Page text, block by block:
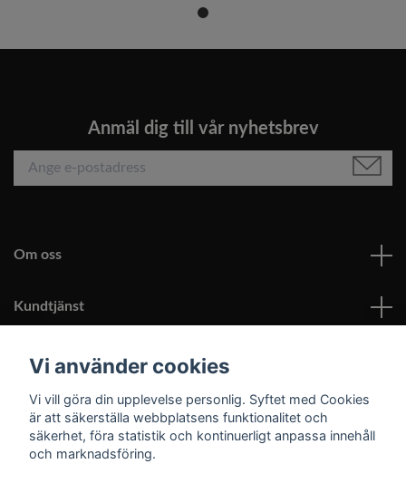
Anmäl dig till vår nyhetsbrev
Om oss
Kundtjänst
Läs mer
Sociala medier
Vi använder cookies
Vi vill göra din upplevelse personlig. Syftet med Cookies
är att säkerställa webbplatsens funktionalitet och
säkerhet, föra statistik och kontinuerligt anpassa innehåll
och marknadsföring.